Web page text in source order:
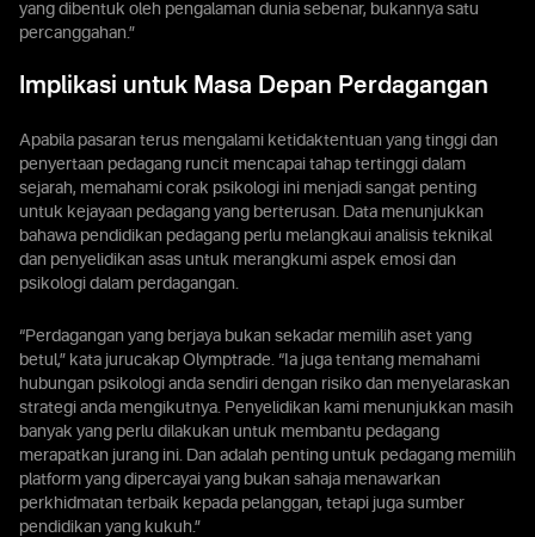
yang dibentuk oleh pengalaman dunia sebenar, bukannya satu
percanggahan.”
Implikasi untuk Masa Depan Perdagangan
Apabila pasaran terus mengalami ketidaktentuan yang tinggi dan
penyertaan pedagang runcit mencapai tahap tertinggi dalam
sejarah, memahami corak psikologi ini menjadi sangat penting
untuk kejayaan pedagang yang berterusan. Data menunjukkan
bahawa pendidikan pedagang perlu melangkaui analisis teknikal
dan penyelidikan asas untuk merangkumi aspek emosi dan
psikologi dalam perdagangan.
“Perdagangan yang berjaya bukan sekadar memilih aset yang
betul,” kata jurucakap Olymptrade. “Ia juga tentang memahami
hubungan psikologi anda sendiri dengan risiko dan menyelaraskan
strategi anda mengikutnya. Penyelidikan kami menunjukkan masih
banyak yang perlu dilakukan untuk membantu pedagang
merapatkan jurang ini. Dan adalah penting untuk pedagang memilih
platform yang dipercayai yang bukan sahaja menawarkan
perkhidmatan terbaik kepada pelanggan, tetapi juga sumber
pendidikan yang kukuh.”